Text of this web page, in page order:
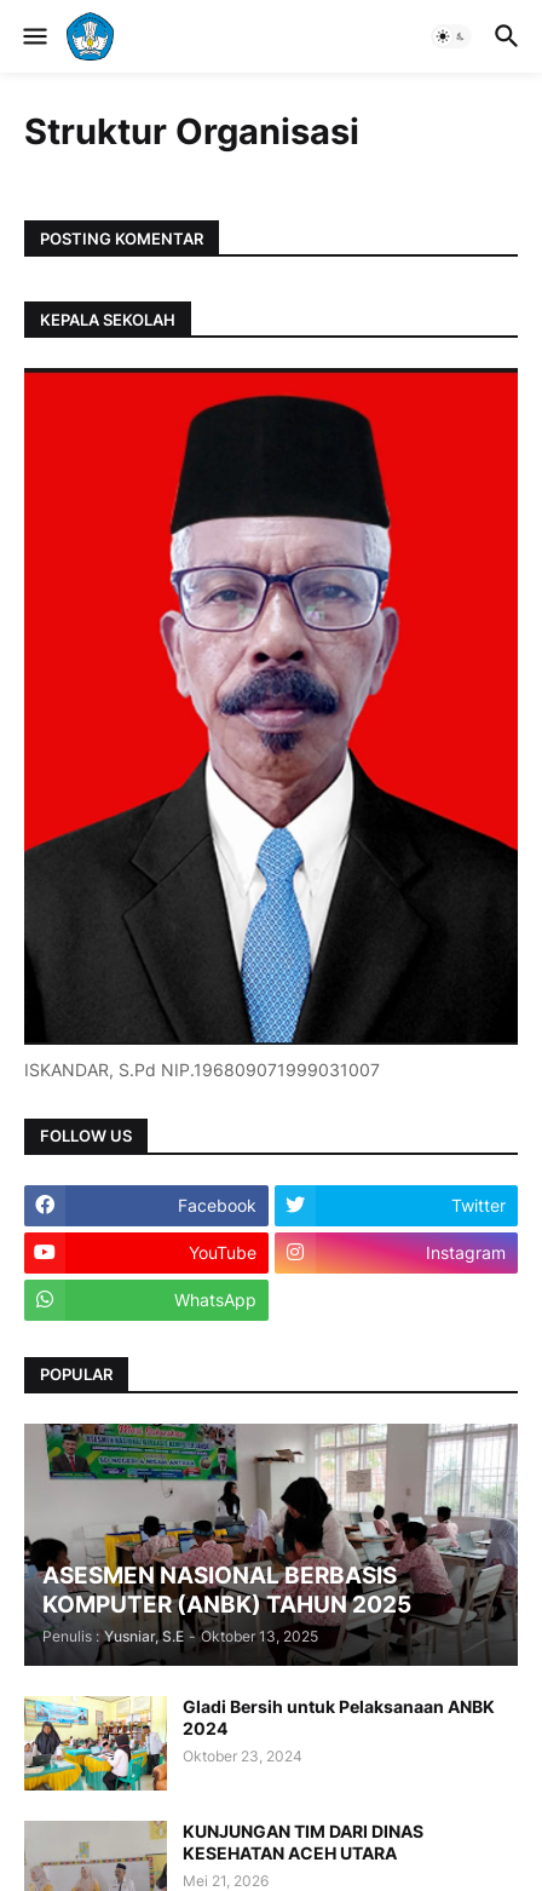
Struktur Organisasi
POSTING KOMENTAR
KEPALA SEKOLAH
ISKANDAR, S.Pd NIP.196809071999031007
FOLLOW US
Facebook Twitter
YouTube Instagram
WhatsApp
POPULAR
ASESMEN NASIONAL BERBASIS
KOMPUTER (ANBK) TAHUN 2025
Penulis : Yusniar, S.E - Oktober 13, 2025
Gladi Bersih untuk Pelaksanaan ANBK
2024
Oktober 23, 2024
KUNJUNGAN TIM DARI DINAS
KESEHATAN ACEH UTARA
Mei 21, 2026